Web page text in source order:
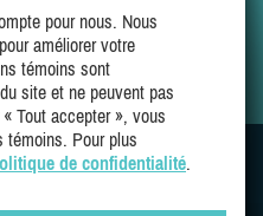
SUR
pour nous. Nous
améliorer votre
témoins sont
site et ne peuvent pas
Tout accepter », vous
témoins. Pour plus
de confidentialité.